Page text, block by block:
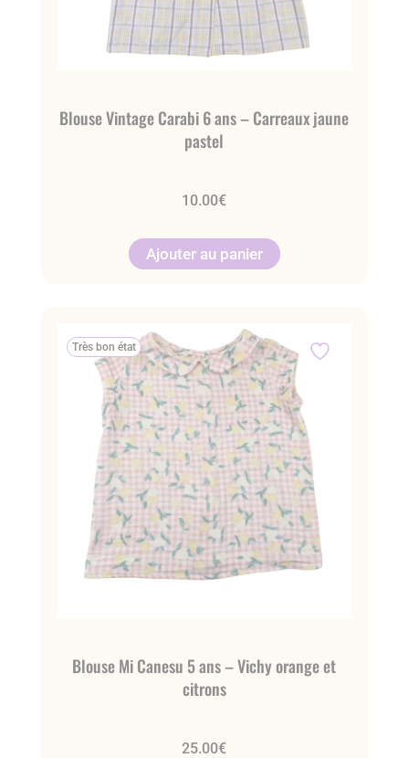
Blouse Vintage Carabi 6 ans – Carreaux jaune
pastel
10.00€
Ajouter au panier
Très bon état
Blouse Mi Canesu 5 ans – Vichy orange et
citrons
25.00€